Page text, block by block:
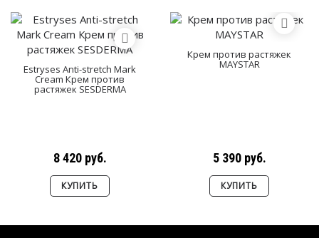
Estryses Anti-stretch Mark
Cream Крем против
растяжек SESDERMA
8 420 руб.
КУПИТЬ
Крем против растяжек
MAYSTAR
5 390 руб.
КУПИТЬ